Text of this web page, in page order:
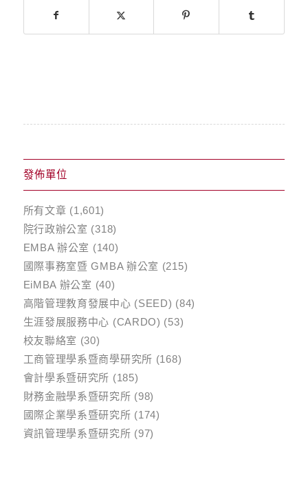
發佈單位
所有文章 (1,601)
院行政辦公室 (318)
EMBA 辦公室 (140)
國際事務室暨 GMBA 辦公室 (215)
EiMBA 辦公室 (40)
高階管理教育發展中心 (SEED) (84)
生涯發展服務中心 (CARDO) (53)
校友聯絡室 (30)
工商管理學系暨商學研究所 (168)
會計學系暨研究所 (185)
財務金融學系暨研究所 (98)
國際企業學系暨研究所 (174)
資訊管理學系暨研究所 (97)